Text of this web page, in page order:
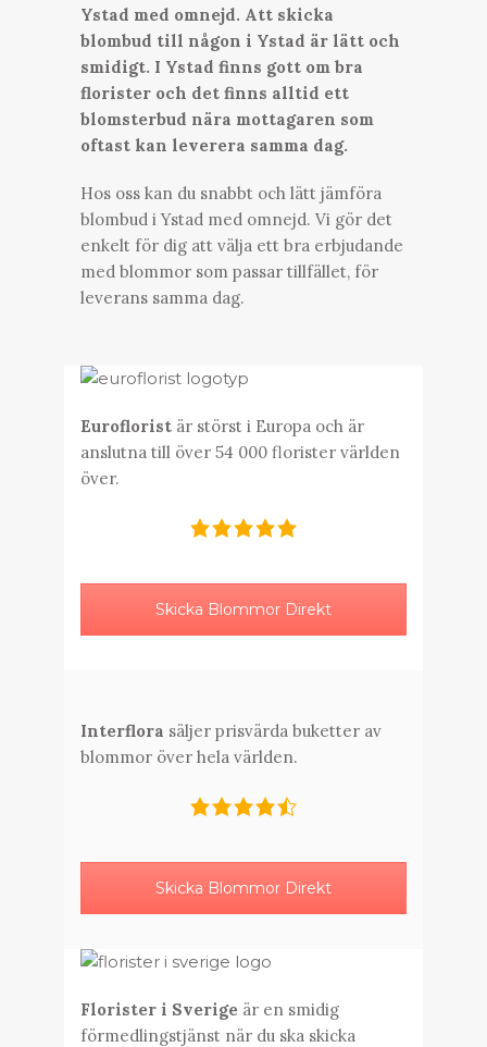
Ystad med omnejd. Att skicka
blombud till någon i Ystad är lätt och
smidigt. I Ystad finns gott om bra
florister och det finns alltid ett
blomsterbud nära mottagaren som
oftast kan leverera samma dag.
Hos oss kan du snabbt och lätt jämföra
blombud i Ystad med omnejd. Vi gör det
enkelt för dig att välja ett bra erbjudande
med blommor som passar tillfället, för
leverans samma dag.
Euroflorist är störst i Europa och är
anslutna till över 54 000 florister världen
över.
Skicka Blommor Direkt
Interflora säljer prisvärda buketter av
blommor över hela världen.
Skicka Blommor Direkt
Florister i Sverige är en smidig
förmedlingstjänst när du ska skicka